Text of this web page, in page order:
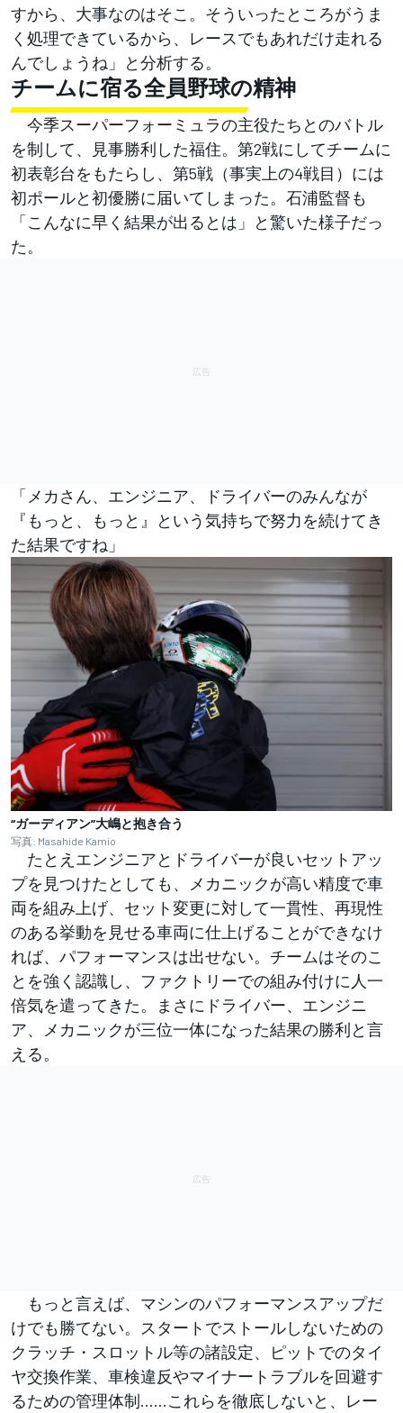
すから、大事なのはそこ。そういったところがうま
く処理できているから、レースでもあれだけ走れる
んでしょうね」と分析する。
チームに宿る全員野球の精神
今季スーパーフォーミュラの主役たちとのバトル
を制して、見事勝利した福住。第2戦にしてチームに
初表彰台をもたらし、第5戦（事実上の4戦目）には
初ポールと初優勝に届いてしまった。石浦監督も
「こんなに早く結果が出るとは」と驚いた様子だっ
た。
「メカさん、エンジニア、ドライバーのみんなが
『もっと、もっと』という気持ちで努力を続けてき
た結果ですね」
“ガーディアン”大嶋と抱き合う
写真: Masahide Kamio
たとえエンジニアとドライバーが良いセットアッ
プを見つけたとしても、メカニックが高い精度で車
両を組み上げ、セット変更に対して一貫性、再現性
のある挙動を見せる車両に仕上げることができなけ
れば、パフォーマンスは出せない。チームはそのこ
とを強く認識し、ファクトリーでの組み付けに人一
倍気を遣ってきた。まさにドライバー、エンジニ
ア、メカニックが三位一体になった結果の勝利と言
える。
もっと言えば、マシンのパフォーマンスアップだ
けでも勝てない。スタートでストールしないための
クラッチ・スロットル等の諸設定、ピットでのタイ
ヤ交換作業、車検違反やマイナートラブルを回避す
るための管理体制……これらを徹底しないと、レー